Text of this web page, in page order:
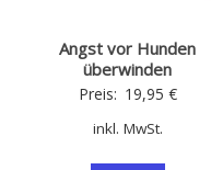
Angst vor Hunden
überwinden
Preis: 19,95 €
inkl. MwSt.